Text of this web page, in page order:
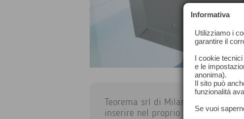
Teorema srl di Milano è alla
inserire nel proprio team.
Informativa
Utilizziamo i
garantire il
I cookie
e le
anonima).
Il sito può
funzionalità
Se vuoi